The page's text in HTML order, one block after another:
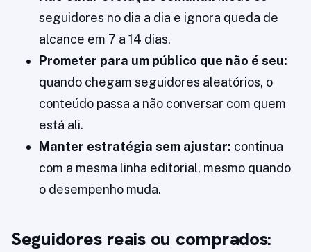
seguidores no dia a dia e ignora queda de
alcance em 7 a 14 dias.
Prometer para um público que não é seu:
quando chegam seguidores aleatórios, o
conteúdo passa a não conversar com quem
está ali.
Manter estratégia sem ajustar: continua
com a mesma linha editorial, mesmo quando
o desempenho muda.
Seguidores reais ou comprados: